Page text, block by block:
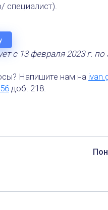
специалист).
с 13 февраля 2023 г.
Напишите нам на
доб. 218.